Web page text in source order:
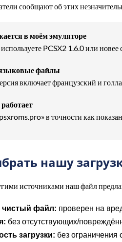
сообщают об этих
в моём эмуляторе
PCSX2 1.6.0 или
файлы
включает французский и
в точности как
нашу
источниками наш файл
файл: проверен на
без отсутствующих/
загрузки: без ограничения